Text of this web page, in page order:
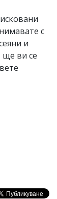
с
и
ще ви се